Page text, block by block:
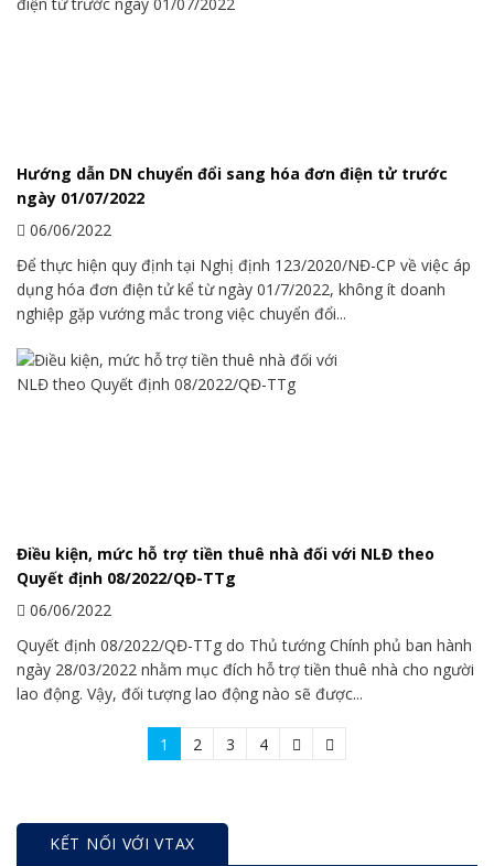
Hướng dẫn DN chuyển đổi sang hóa đơn điện tử trước
ngày 01/07/2022
06/06/2022
Để thực hiện quy định tại Nghị định 123/2020/NĐ-CP về việc áp
dụng hóa đơn điện tử kể từ ngày 01/7/2022, không ít doanh
nghiệp gặp vướng mắc trong việc chuyển đổi...
Điều kiện, mức hỗ trợ tiền thuê nhà đối với NLĐ theo
Quyết định 08/2022/QĐ-TTg
06/06/2022
Quyết định 08/2022/QĐ-TTg do Thủ tướng Chính phủ ban hành
ngày 28/03/2022 nhằm mục đích hỗ trợ tiền thuê nhà cho người
lao động. Vậy, đối tượng lao động nào sẽ được...
1 2 3 4
KẾT NỐI VỚI VTAX